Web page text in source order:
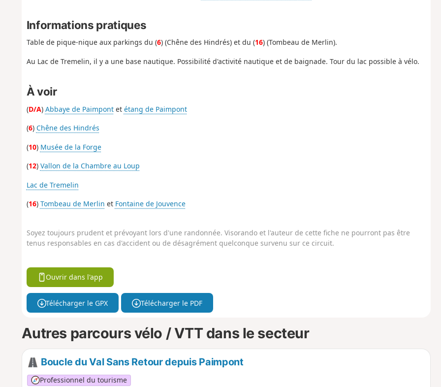
Informations pratiques
Table de pique-nique aux parkings du (6) (Chêne des Hindrés) et du (16) (Tombeau de Merlin).
Au Lac de Tremelin, il y a une base nautique. Possibilité d'activité nautique et de baignade. Tour du lac possible à vélo.
À voir
(D/A) Abbaye de Paimpontet étang de Paimpont
(6) Chêne des Hindrés
(10) Musée de la Forge
(12) Vallon de la Chambre au Loup
Lac de Tremelin
(16) Tombeau de Merlin et Fontaine de Jouvence
Soyez toujours prudent et prévoyant lors d'une randonnée. Visorando et l'auteur de cette fiche ne pourront pas être
tenus responsables en cas d'accident ou de désagrément quelconque survenu sur ce circuit.
Ouvrir dans l'app
Télécharger le GPX Télécharger le PDF
Autres parcours vélo / VTT dans le secteur
Boucle du Val Sans Retour depuis Paimpont
Professionnel du tourisme